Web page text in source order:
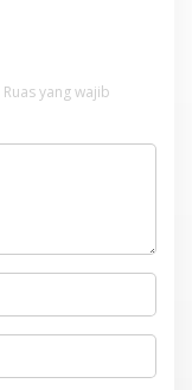
Ruas yang wajib